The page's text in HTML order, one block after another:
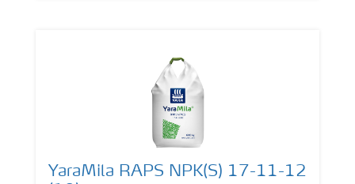
YaraMila RAPS NPK(S) 17-11-12